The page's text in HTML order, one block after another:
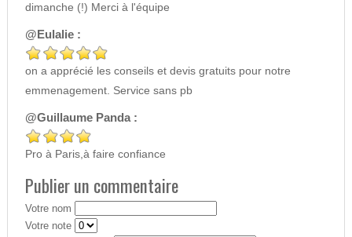
dimanche (!) Merci à l'équipe
@Eulalie :
on a apprécié les conseils et devis gratuits pour notre
emmenagement. Service sans pb
@Guillaume Panda :
Pro à Paris,à faire confiance
Publier un commentaire
Votre nom
Votre note